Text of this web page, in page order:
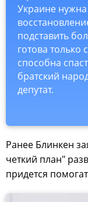
Украине
подставить
готова только
способна
братский
депутат.
Ранее Блинкен
четкий план"
придется